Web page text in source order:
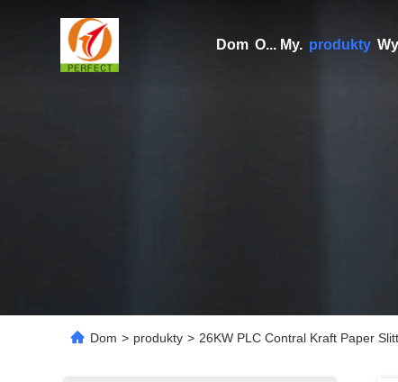
Dom O... My. produkty
Dom > produkty > 26KW PLC Contral Kraft Paper